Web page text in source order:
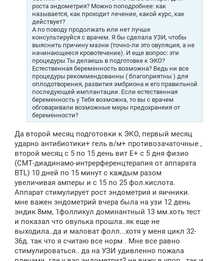
роста эндометрия? Можно поподробнее: как
называется, как проходит лечение, какой курс, как
действует?
А по поводу продолжать или нет лучше
консультируйся с врачем. Я бы сделала УЗИ, чтобы
выяснить причину мазни (точно-ли это овуляция, а не
начинающееся кровотечение). И еще вопрос: эти
процедуры Ты делаешь в подготовке к ЭКО?
Естественная беременность возможна? Ведь ни все
процедуры рекоммендованны ( благоприятны ) для
оплодотворения, развития эмбриона и его правильной
последующей имплантации. Если естественная
беременность у Тебя возможна, то вы с врачем
обговаривали возможные меры предохранеия от
беременности?
Да второй месяц подготовки к ЭКО, первый месяц
ударно антибиотики+ гель в/м+ противозачаточные ,
второй месяц с 5 по 15 день вит Е+ с 5 дня физио
(СМТ-диадинамо-интрерференцтерапия от аппарата
BTL) 10 дней по 15 минут с каждым разом
увеличивая амперы и с 15 по 25 фол.кислота.
Аппарат стимулирует рост эндометрия и яичники.
мне важен эндометрий вчера была на узи 12 день
эндик 8мм, 1фолликул доминантный 13 мм.хоть тест
и показал что овулька прошла..як еще не
выходила..да и маловат фолл...хотя у меня цикл 32-
36д. так что я считаю все норм . Мне все равно
стимулироваться.. да на УЗИ удивленно пожала